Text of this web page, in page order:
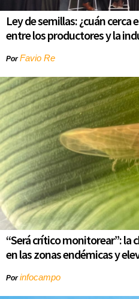
Ley de semillas: ¿cuán
entre los productores y la
PorFavio Re
“Será crítico monitorear”: la
en las zonas endémicas y
Porinfocampo